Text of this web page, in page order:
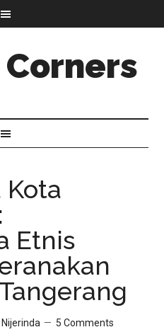
Kota
Etnis
5 Comments